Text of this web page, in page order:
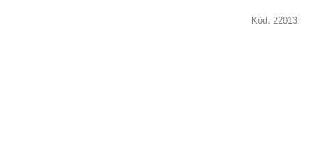
Kód: 22013